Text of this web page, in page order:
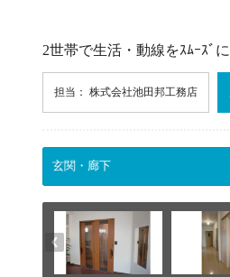
2世帯で生活・動線をｽﾑｰｽﾞに
担当： 株式会社池田邦工務店